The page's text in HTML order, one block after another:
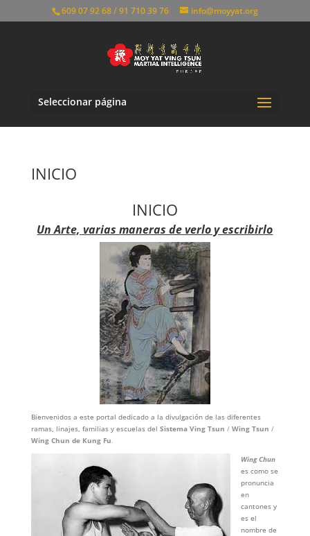
609 07 92 68 / 91 710 39 76 info@moyyat.org
Seleccionar página
INICIO
INICIO
Un Arte, varias maneras de verlo y escribirlo
Bienvenidos a este portal dedicado a la divulgación de las diferentes
ramas, linajes, familias y escuelas del Sistema Ving Tsun / Wing Tsun /
Wing Chun de Kung Fu.
Wing Chun
es como se
pronuncia
en
cantones y
es el
nombre de